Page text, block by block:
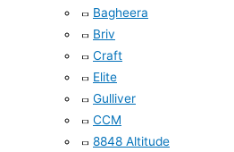
Bagheera
Briv
Craft
Elite
Gulliver
CCM
8848 Altitude